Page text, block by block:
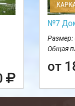
№7
Размер:
Общая
от